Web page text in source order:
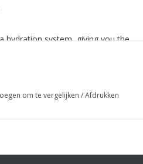
hydration system, giving you the
adapters
om te vergelijken /Afdrukken